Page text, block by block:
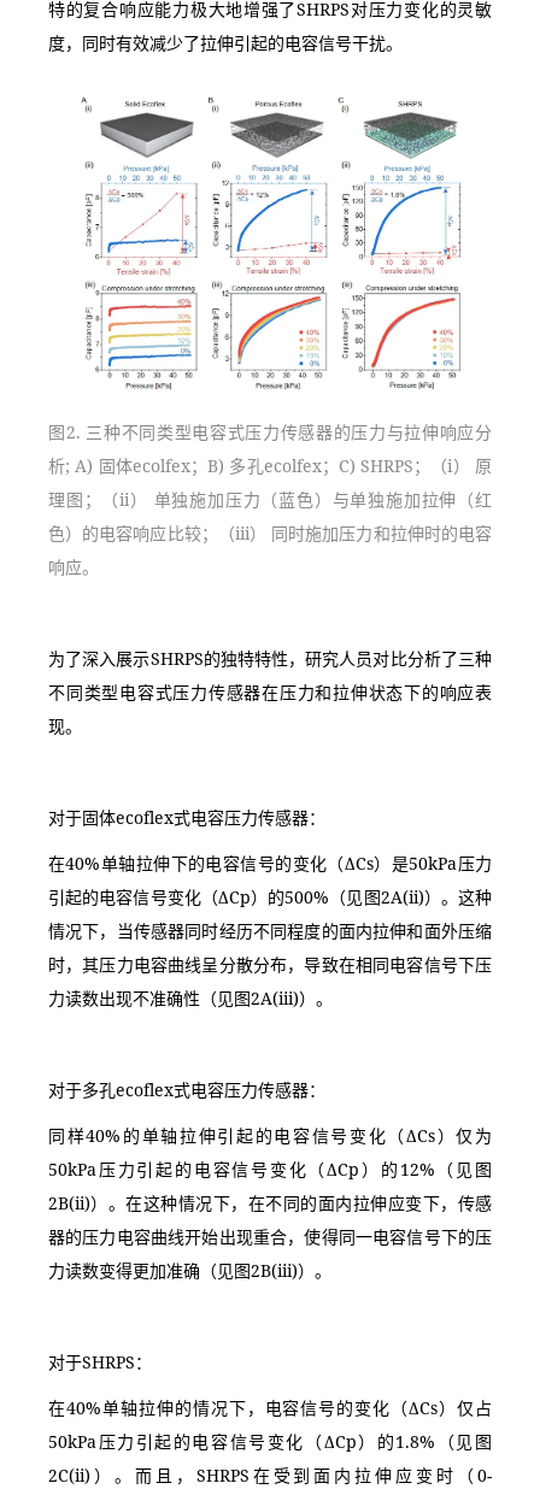
特的复合响应能力极大地增强了SHRPS对压力变化的灵敏
度，同时有效减少了拉伸引起的电容信号干扰。
图2. 三种不同类型电容式压力传感器的压力与拉伸响应分
析; A) 固体ecolfex；B) 多孔ecolfex；C) SHRPS；（i） 原
理图；（ii） 单独施加压力（蓝色）与单独施加拉伸（红
色）的电容响应比较；（iii） 同时施加压力和拉伸时的电容
响应。
为了深入展示SHRPS的独特特性，研究人员对比分析了三种
不同类型电容式压力传感器在压力和拉伸状态下的响应表
现。
对于固体ecoflex式电容压力传感器：
在40%单轴拉伸下的电容信号的变化（ΔCs）是50kPa压力
引起的电容信号变化（ΔCp）的500%（见图2A(ii)）。这种
情况下，当传感器同时经历不同程度的面内拉伸和面外压缩
时，其压力电容曲线呈分散分布，导致在相同电容信号下压
力读数出现不准确性（见图2A(iii)）。
对于多孔ecoflex式电容压力传感器：
同样40%的单轴拉伸引起的电容信号变化（ΔCs）仅为
50kPa压力引起的电容信号变化（ΔCp）的12%（见图
2B(ii)）。在这种情况下，在不同的面内拉伸应变下，传感
器的压力电容曲线开始出现重合，使得同一电容信号下的压
力读数变得更加准确（见图2B(iii)）。
对于SHRPS：
在40%单轴拉伸的情况下，电容信号的变化（ΔCs）仅占
50kPa压力引起的电容信号变化（ΔCp）的1.8%（见图
2C(ii)）。而且，SHRPS在受到面内拉伸应变时（0-